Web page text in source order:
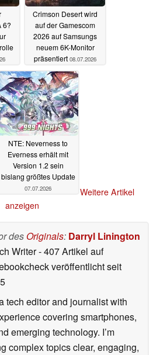
6?
Crimson Desert wird
auf der Gamescom
2026 auf Samsungs
neuem 6K-Monitor
präsentiert 08.07.2026
NTE: Neverness to
Everness erhält mit
Version 1.2 sein
bislang größtes Update
07.07.2026
Weitere Artikel
anzeigen
des Originals: Darryl Linington
Writer- 407 Artikel auf
veröffentlichtseit
tech editor and journalist with
covering smartphones,
emerging technology. I’m
complex topics clear, engaging,